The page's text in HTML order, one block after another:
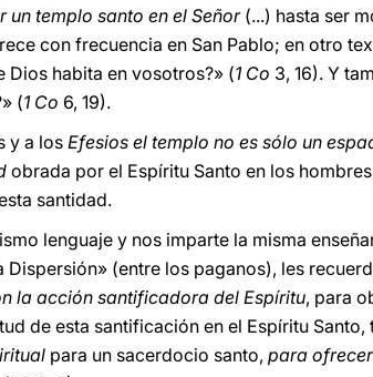
templo santo en el Señor (...) hasta ser
con frecuencia en San Pablo; en otro
Dios habita en vosotros?» (1 Co 3, 16). Y
(1 Co 6, 19).
y a los Efesios el templo no es sólo un
obrada por el Espíritu Santo en los
santidad.
lenguaje y nos imparte la misma
(entre los paganos), les
la acción santificadora del Espíritu, para
de esta santificación en el Espíritu Santo,
para un sacerdocio santo, para